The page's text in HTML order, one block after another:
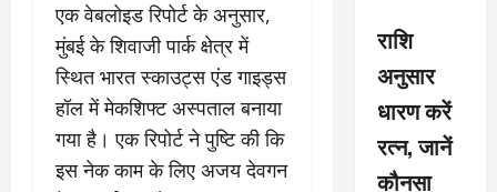
एक वेबलोइड रिपोर्ट के अनुसार,
मुंबई के शिवाजी पार्क क्षेत्र में
स्थित भारत स्काउट्स एंड गाइड्स
हॉल में मेकशिफ्ट अस्पताल बनाया
गया है। एक रिपोर्ट ने पुष्टि की कि
इस नेक काम के लिए अजय देवगन
राशि
अनुसार
धारण करें
रत्न, जानें
कौनसा